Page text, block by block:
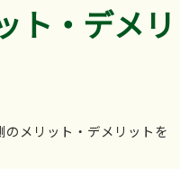
ト・デメリ
メリット・デメリットを